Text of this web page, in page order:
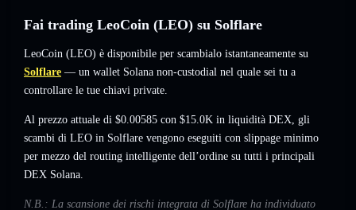
Fai trading LeoCoin (LEO) su Solflare
LeoCoin (LEO) è disponibile per scambialo istantaneamente su
Solflare — un wallet Solana non-custodial nel quale sei tu a
controllare le tue chiavi private.
Al prezzo attuale di $0.00585 con $15.0K in liquidità DEX, gli
scambi di LEO in Solflare vengono eseguiti con slippage minimo
per mezzo del routing intelligente dell’ordine su tutti i principali
DEX Solana.
N.B.: La scansione dei rischi integrata di Solflare ha individuato